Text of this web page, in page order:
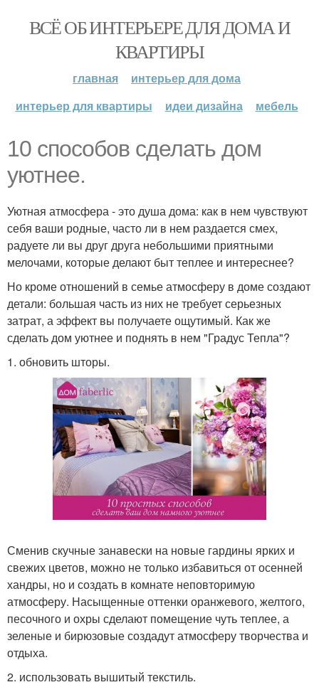
ВСЁ ОБ ИНТЕРЬЕРЕ ДЛЯ ДОМА И
КВАРТИРЫ
главная
интерьер для дома
интерьер для квартиры
идеи дизайна мебель
10 способов сделать дом
уютнее.
Уютная атмосфера - это душа дома: как в нем чувствуют
себя ваши родные, часто ли в нем раздается смех,
радуете ли вы друг друга небольшими приятными
мелочами, которые делают быт теплее и интереснее?
Но кроме отношений в семье атмосферу в доме создают
детали: большая часть из них не требует серьезных
затрат, а эффект вы получаете ощутимый. Как же
сделать дом уютнее и поднять в нем "Градус Тепла"?
1. обновить шторы.
Сменив скучные занавески на новые гардины ярких и
свежих цветов, можно не только избавиться от осенней
хандры, но и создать в комнате неповторимую
атмосферу. Насыщенные оттенки оранжевого, желтого,
песочного и охры сделают помещение чуть теплее, а
зеленые и бирюзовые создадут атмосферу творчества и
отдыха.
2. использовать вышитый текстиль.